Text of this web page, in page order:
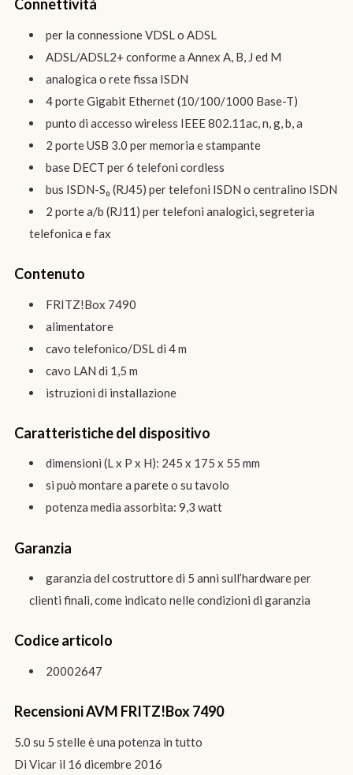
Connettività
per la connessione VDSL o ADSL
ADSL/ADSL2+ conforme a Annex A, B, J ed M
analogica o rete fissa ISDN
4 porte Gigabit Ethernet (10/100/1000 Base-T)
punto di accesso wireless IEEE 802.11ac, n, g, b, a
2 porte USB 3.0 per memoria e stampante
base DECT per 6 telefoni cordless
bus ISDN-S₀ (RJ45) per telefoni ISDN o centralino ISDN
2 porte a/b (RJ11) per telefoni analogici, segreteria
telefonica e fax
Contenuto
FRITZ!Box 7490
alimentatore
cavo telefonico/DSL di 4 m
cavo LAN di 1,5 m
istruzioni di installazione
Caratteristiche del dispositivo
dimensioni (L x P x H): 245 x 175 x 55 mm
si può montare a parete o su tavolo
potenza media assorbita: 9,3 watt
Garanzia
garanzia del costruttore di 5 anni sull’hardware per
clienti finali, come indicato nelle condizioni di garanzia
Codice articolo
20002647
Recensioni AVM FRITZ!Box 7490
5.0 su 5 stelle è una potenza in tutto
Di Vicar il 16 dicembre 2016